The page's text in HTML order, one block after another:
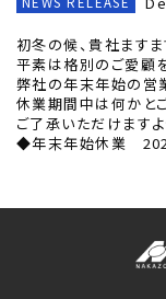
初冬の候、貴社ます
平素は格別のご愛顧を
弊社の年末年始の営
休業期間中は何かと
ご了承いただけます
◆年末年始休業